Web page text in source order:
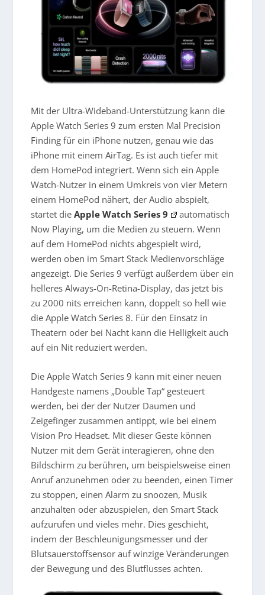
Mit der Ultra-Wideband-Unterstützung kann die
Apple Watch Series 9 zum ersten Mal Precision
Finding für ein iPhone nutzen, genau wie das
iPhone mit einem AirTag. Es ist auch tiefer mit
dem HomePod integriert. Wenn sich ein Apple
Watch-Nutzer in einem Umkreis von vier Metern
einem HomePod nähert, der Audio abspielt,
startet dieApple Watch Series 9
automatisch
Now Playing, um die Medien zu steuern. Wenn
auf dem HomePod nichts abgespielt wird,
werden oben im Smart Stack Medienvorschläge
angezeigt. Die Series 9 verfügt außerdem über ein
helleres Always-On-Retina-Display, das jetzt bis
zu 2000 nits erreichen kann, doppelt so hell wie
die Apple Watch Series 8. Für den Einsatz in
Theatern oder bei Nacht kann die Helligkeit auch
auf ein Nit reduziert werden.
Die Apple Watch Series 9 kann mit einer neuen
Handgeste namens „Double Tap“ gesteuert
werden, bei der der Nutzer Daumen und
Zeigefinger zusammen antippt, wie bei einem
Vision Pro Headset. Mit dieser Geste können
Nutzer mit dem Gerät interagieren, ohne den
Bildschirm zu berühren, um beispielsweise einen
Anruf anzunehmen oder zu beenden, einen Timer
zu stoppen, einen Alarm zu snoozen, Musik
anzuhalten oder abzuspielen, den Smart Stack
aufzurufen und vieles mehr. Dies geschieht,
indem der Beschleunigungsmesser und der
Blutsauerstoffsensor auf winzige Veränderungen
der Bewegung und des Blutflusses achten.